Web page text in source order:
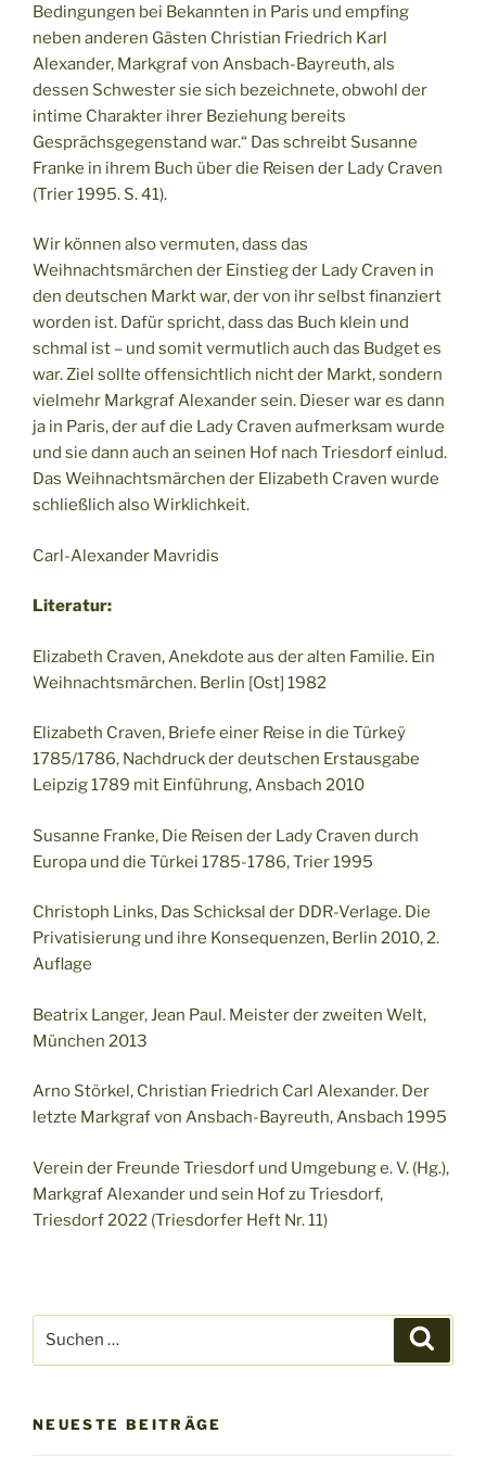
Bedingungen bei Bekannten in Paris und empfing
neben anderen Gästen Christian Friedrich Karl
Alexander, Markgraf von Ansbach-Bayreuth, als
dessen Schwester sie sich bezeichnete, obwohl der
intime Charakter ihrer Beziehung bereits
Gesprächsgegenstand war.“ Das schreibt Susanne
Franke in ihrem Buch über die Reisen der Lady Craven
(Trier 1995. S. 41).
Wir können also vermuten, dass das
Weihnachtsmärchen der Einstieg der Lady Craven in
den deutschen Markt war, der von ihr selbst finanziert
worden ist. Dafür spricht, dass das Buch klein und
schmal ist – und somit vermutlich auch das Budget es
war. Ziel sollte offensichtlich nicht der Markt, sondern
vielmehr Markgraf Alexander sein. Dieser war es dann
ja in Paris, der auf die Lady Craven aufmerksam wurde
und sie dann auch an seinen Hof nach Triesdorf einlud.
Das Weihnachtsmärchen der Elizabeth Craven wurde
schließlich also Wirklichkeit.
Carl-Alexander Mavridis
Literatur:
Elizabeth Craven, Anekdote aus der alten Familie. Ein
Weihnachtsmärchen. Berlin [Ost] 1982
Elizabeth Craven, Briefe einer Reise in die Türkeÿ
1785/1786, Nachdruck der deutschen Erstausgabe
Leipzig 1789 mit Einführung, Ansbach 2010
Susanne Franke, Die Reisen der Lady Craven durch
Europa und die Türkei 1785-1786, Trier 1995
Christoph Links, Das Schicksal der DDR-Verlage. Die
Privatisierung und ihre Konsequenzen, Berlin 2010, 2.
Auflage
Beatrix Langer, Jean Paul. Meister der zweiten Welt,
München 2013
Arno Störkel, Christian Friedrich Carl Alexander. Der
letzte Markgraf von Ansbach-Bayreuth, Ansbach 1995
Verein der Freunde Triesdorf und Umgebung e. V. (Hg.),
Markgraf Alexander und sein Hof zu Triesdorf,
Triesdorf 2022 (Triesdorfer Heft Nr. 11)
nach:
NEUESTE BEITRÄGE